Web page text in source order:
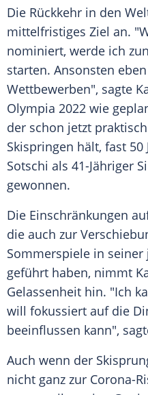
Die Rückkehr in den
mittelfristiges Ziel an.
nominiert, werde ich
starten. Ansonsten
Wettbewerben", sagte
Olympia 2022 wie
der schon jetzt
Skispringen hält, fast
Sotschi als 41-Jähriger
gewonnen.
Die Einschränkungen
die auch zur
Sommerspiele in
geführt haben, nimmt
Gelassenheit hin. "Ich
will fokussiert auf die
beeinflussen kann",
Auch wenn der
nicht ganz zur Corona-